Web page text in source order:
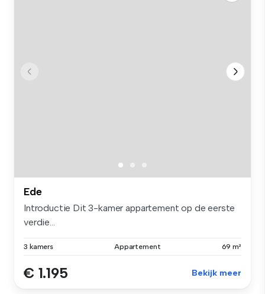
Ede
Introductie Dit 3-kamer appartement op de eerste
verdie...
3 kamers Appartement 69 m²
€ 1.195 Bekijk meer